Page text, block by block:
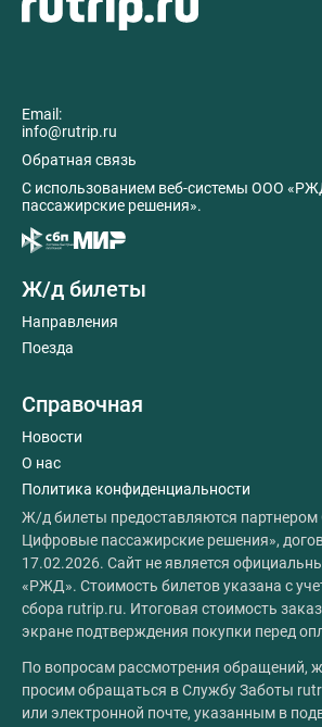
Email:
info@rutrip.ru
Обратная связь
C использованием веб-системы ООО
пассажирские решения».
Ж/д билеты
Направления
Поезда
Справочная
Новости
О нас
Политика конфиденциальности
Ж/д билеты предоставляются
Цифровые пассажирские решения»,
17.02.2026. Сайт не является
«РЖД». Стоимость билетов указана с
сбора rutrip.ru. Итоговая стоимость
экране подтверждения покупки перед
По вопросам рассмотрения обращений,
просим обращаться в Службу Заботы
или электронной почте, указанным в